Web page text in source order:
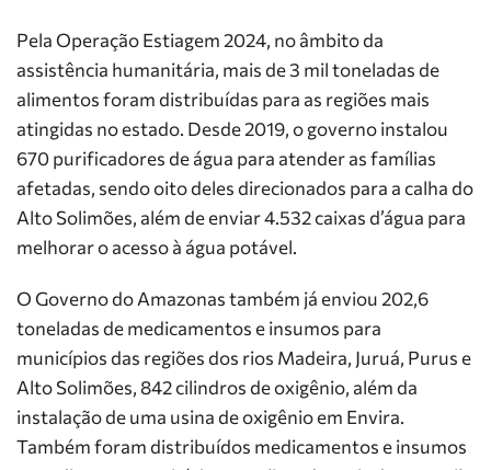
Pela Operação Estiagem 2024, no âmbito da
assistência humanitária, mais de 3 mil toneladas de
alimentos foram distribuídas para as regiões mais
atingidas no estado. Desde 2019, o governo instalou
670 purificadores de água para atender as famílias
afetadas, sendo oito deles direcionados para a calha do
Alto Solimões, além de enviar 4.532 caixas d’água para
melhorar o acesso à água potável.
O Governo do Amazonas também já enviou 202,6
toneladas de medicamentos e insumos para
municípios das regiões dos rios Madeira, Juruá, Purus e
Alto Solimões, 842 cilindros de oxigênio, além da
instalação de uma usina de oxigênio em Envira.
Também foram distribuídos medicamentos e insumos